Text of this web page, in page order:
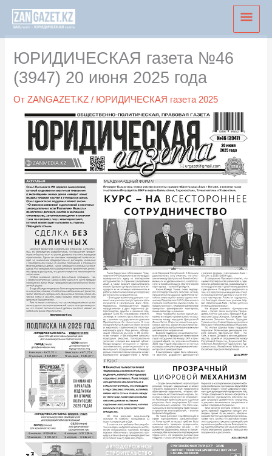
Перейти
содержимому
ЮРИДИЧЕСКАЯ газета №46
(3947) 20 июня 2025 года
ОтZANGAZET.KZ/ ЮРИДИЧЕСКАЯ газета 2025